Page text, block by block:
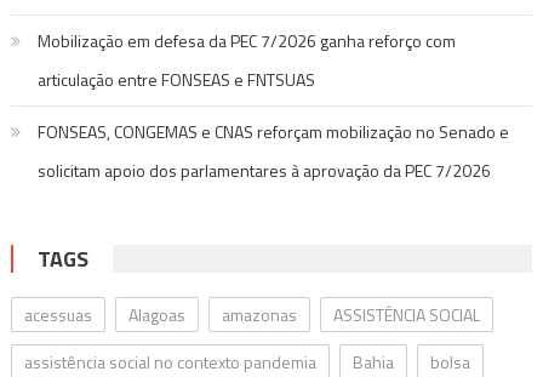
Mobilização em defesa da PEC 7/2026 ganha reforço com
articulação entre FONSEAS e FNTSUAS
FONSEAS, CONGEMAS e CNAS reforçam mobilização no Senado e
solicitam apoio dos parlamentares à aprovação da PEC 7/2026
TAGS
acessuas Alagoas amazonas
ASSISTÊNCIA SOCIAL
assistência social no contexto pandemia
Bahia
bolsa